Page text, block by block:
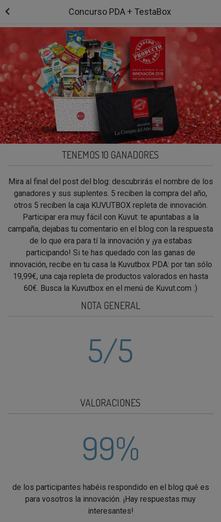
Concurso PDA + TestaBox
TENEMOS 10 GANADORES
Mira al final del post del blog: descubrirás el nombre de los
ganadores y sus suplentes. 5 reciben la compra del año,
otros 5 reciben la caja KUVUTBOX repleta de innovación.
Participar era muy fácil con Kuvut: te apuntabas a la
campaña, dejabas tu comentario en el blog con la respuesta
de lo que era para tí la innovación y ¡ya estabas
participando! Si te has quedado con las ganas de
innovación, recibe en tu casa la Kuvutbox PDA: por tan sólo
19,99€, una caja repleta de productos valorados en hasta
60€. Busca la Kuvutbox en el menú de Kuvut.com :)
NOTA GENERAL
5/5
VALORACIONES
99%
de los participantes habéis respondido en el blog qué es
para vosotros la innovación. ¡Hay respuestas muy
interesantes!